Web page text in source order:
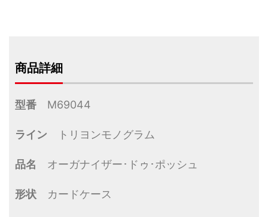
商品詳細
型番 M69044
ライン トリヨンモノグラム
品名 オーガナイザー･ドゥ･ポッシュ
形状 カードケース